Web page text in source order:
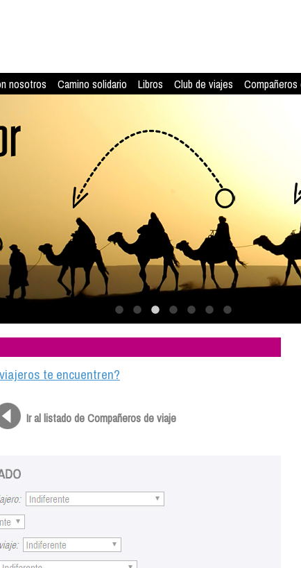
nosotros Camino solidario Libros Club de viajes Compañeros
te encuentren?
Ir al listado de Compañeros de viaje